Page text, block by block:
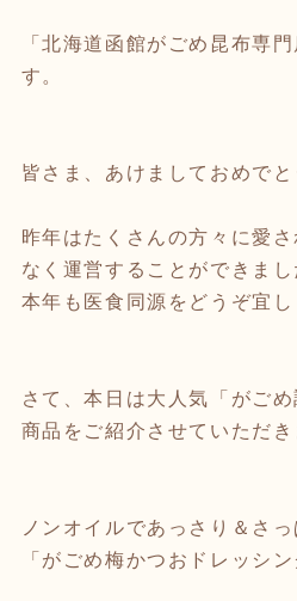
「北海道函館がごめ昆布専
す。
皆さま、あけましておめで
昨年はたくさんの方々に愛
なく運営することができまし
本年も医食同源をどうぞ宜し
さて、本日は大人気「がご
商品をご紹介させていただき
ノンオイルであっさり＆さっ
「がごめ梅かつおドレッシン